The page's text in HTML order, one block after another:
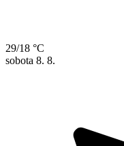
29/18 °C
sobota 8. 8.